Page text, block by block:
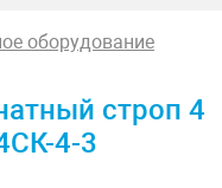
оборудование
строп 4
4-3